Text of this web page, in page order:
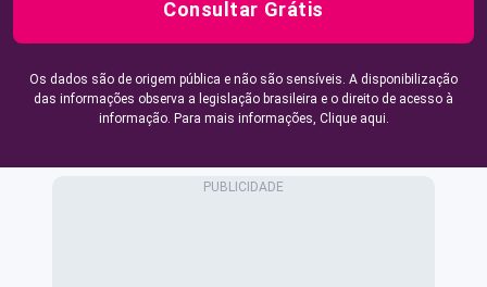
Consultar Grátis
Os dados são de origem pública e não são sensíveis. A disponibilização
das informações observa a legislação brasileira e o direito de acesso à
informação. Para mais informações, Clique aqui.